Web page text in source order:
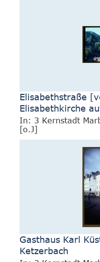
Elisabethstraße
Elisabethkirche
In: 3 Kernstadt
[o.J]
Gasthaus Karl
Ketzerbach